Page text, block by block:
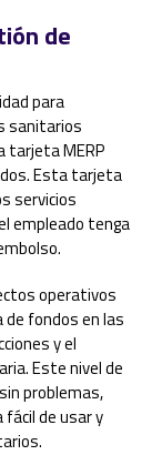
de
para
sanitarios
tarjeta MERP
Esta tarjeta
servicios
empleado tenga
operativos
de fondos en las
y el
Este nivel de
problemas,
fácil de usar y